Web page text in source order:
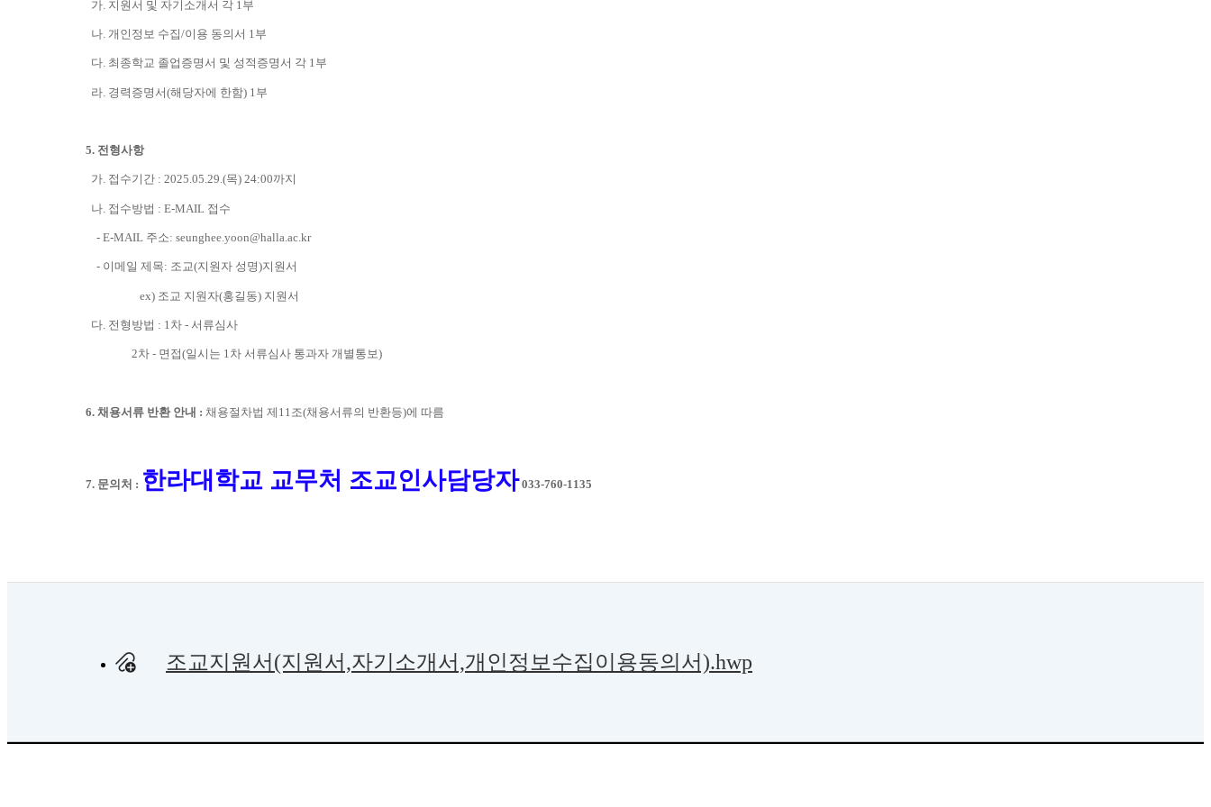
가. 지원서 및 자기소개서 각 1부
나. 개인정보 수집/이용 동의서 1부
다. 최종학교 졸업증명서 및 성적증명서 각 1부
라 경력증명서(해당자에 한함) 1 부
5. 전형사항
가. 접수기간 : 2025.05.29.(목) 24:00까지
나 접수방법 : E-MAIL 접수
- E-MAIL 주소: seunghee.yoon@halla.ac.kr
- 이메일 제목: 조교(지원자 성명)지원서
ex) 조교 지원자(홍길동) 지원서
다. 전형방법 : 1차 - 서류심사
2차 - 면접(일시는 1차 서류심사 통과자 개별통보)
6. 채용서류 반환 안내 : 채용절차법 제11조(채용서류의 반환등)에 따름
7. 문의처 : 한라대학교 교무처 조교인사담당자 033-760-1135
조교지원서(지원서,자기소개서,개인정보수집이용동의서).hwp